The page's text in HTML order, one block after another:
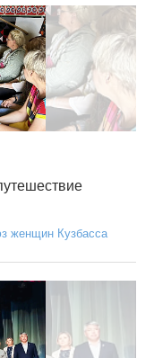
женщин Кузбасса